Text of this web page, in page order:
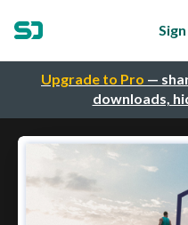
Upgrade to Pro —
downloads,